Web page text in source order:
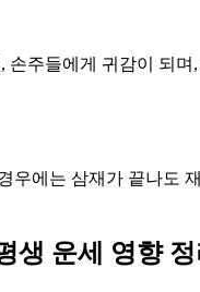
주들에게 귀감이 되
에는 삼재가 끝나도
생 운세 영향 정